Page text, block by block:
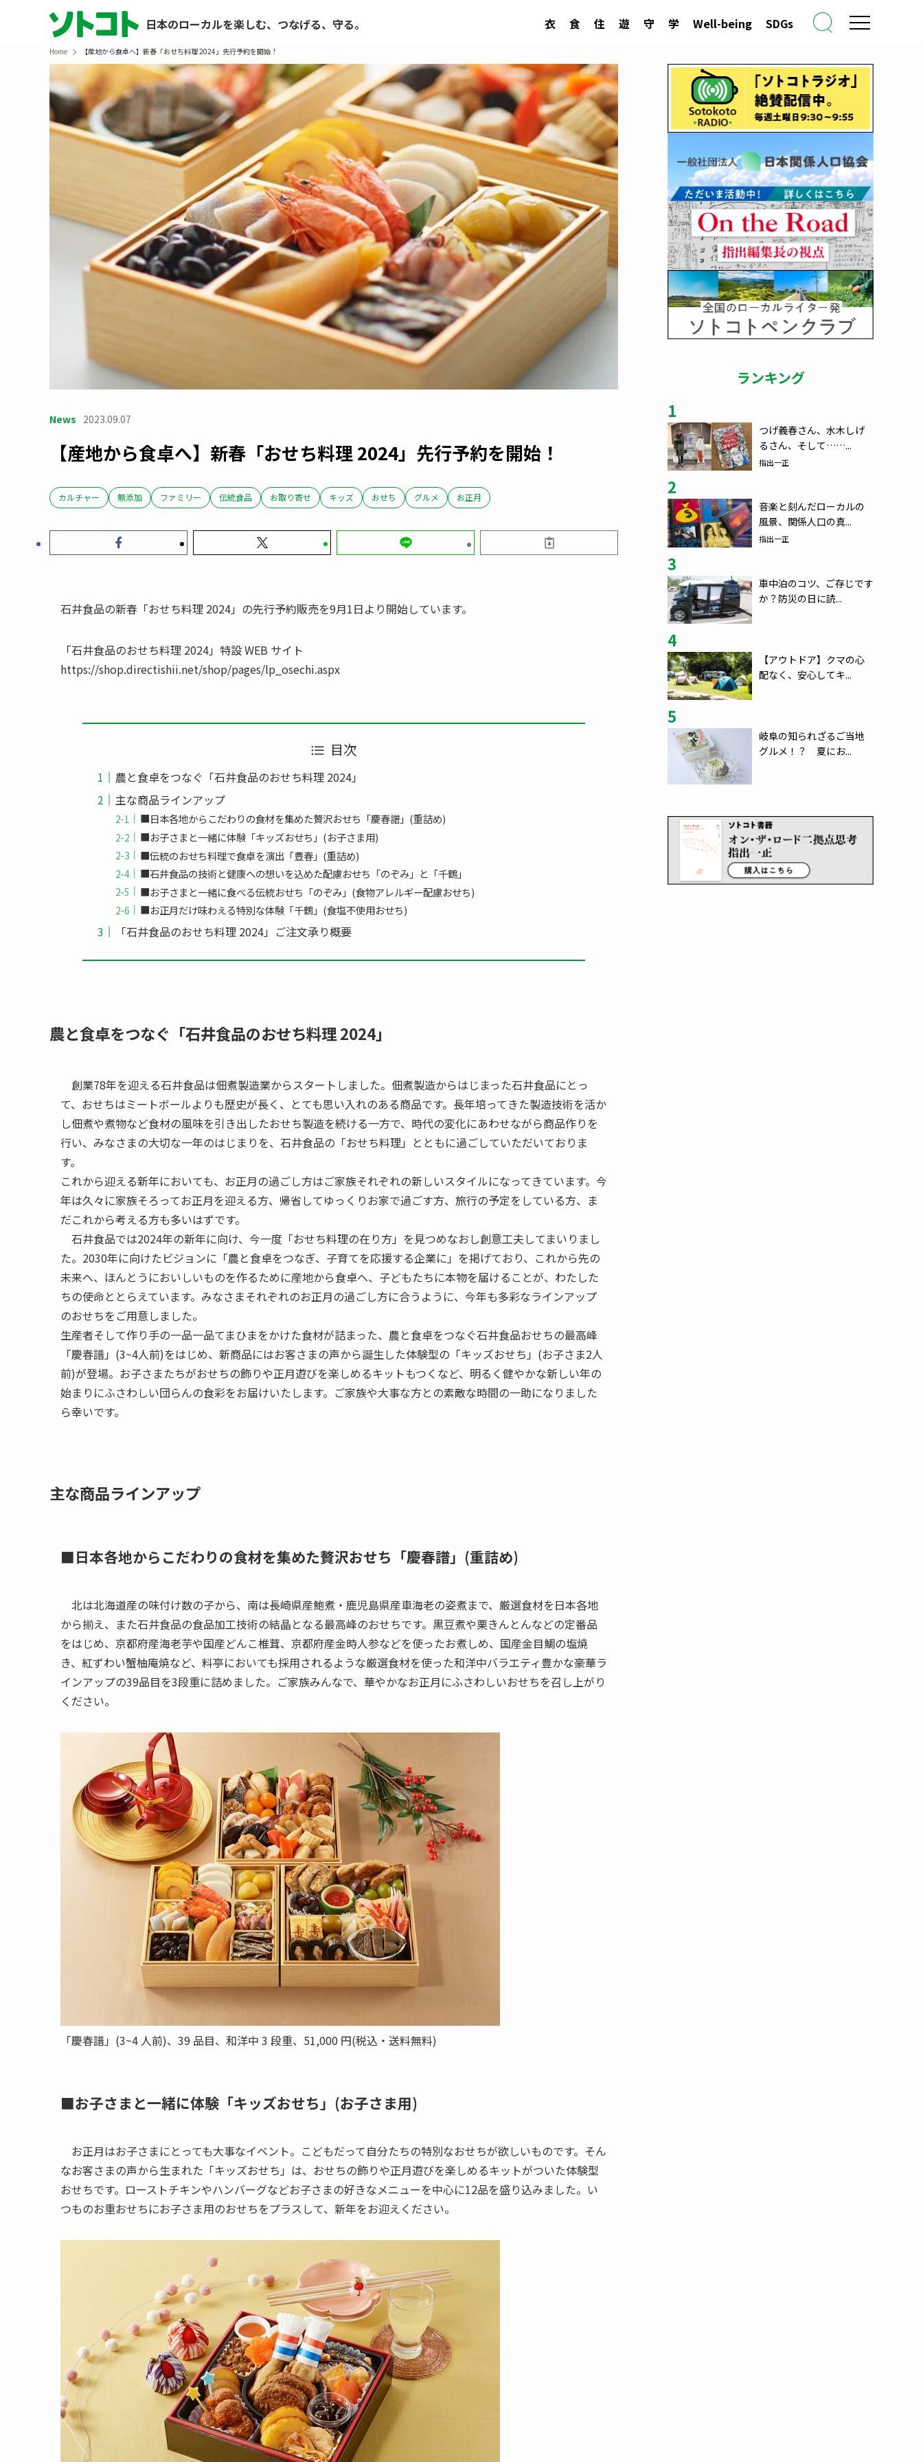
日本のローカルを楽しむ、つなげる、守る。 衣 食 住 遊 守 学 Well-being SDGs
Home 【産地から食卓へ】新春「おせち料理 2024」先行予約を開始！
News 2023.09.07
【産地から食卓へ】新春「おせち料理 2024」先行予約を開始！
カルチャー 無添加 ファミリー 伝統食品 お取り寄せ キッズ おせち グルメ お正月
石井食品の新春「おせち料理 2024」の先行予約販売を9月1日より開始しています。
「石井食品のおせち料理 2024」特設 WEB サイト
https://shop.directishii.net/shop/pages/lp_osechi.aspx
目次
農と食卓をつなぐ「石井食品のおせち料理 2024」
主な商品ラインアップ
■日本各地からこだわりの食材を集めた贅沢おせち「慶春譜」(重詰め)
■お子さまと一緒に体験「キッズおせち」(お子さま用)
■伝統のおせち料理で食卓を演出「豊春」(重詰め)
■石井食品の技術と健康への想いを込めた配慮おせち「のぞみ」と「千鶴」
■お子さまと一緒に食べる伝統おせち「のぞみ」(食物アレルギー配慮おせち)
■お正月だけ味わえる特別な体験「千鶴」(食塩不使用おせち)
「石井食品のおせち料理 2024」ご注文承り概要
農と食卓をつなぐ「石井食品のおせち料理 2024」
創業78年を迎える石井食品は佃煮製造業からスタートしました。佃煮製造からはじまった石井食品にとっ
て、おせちはミートボールよりも歴史が長く、とても思い入れのある商品です。長年培ってきた製造技術を活か
し佃煮や煮物など食材の風味を引き出したおせち製造を続ける一方で、時代の変化にあわせながら商品作りを
行い、みなさまの大切な一年のはじまりを、石井食品の「おせち料理」とともに過ごしていただいておりま
す。
これから迎える新年においても、お正月の過ごし方はご家族それぞれの新しいスタイルになってきています。今
年は久々に家族そろってお正月を迎える方、帰省してゆっくりお家で過ごす方、旅行の予定をしている方、ま
だこれから考える方も多いはずです。
石井食品では2024年の新年に向け、今一度「おせち料理の在り方」を見つめなおし創意工夫してまいりまし
た。2030年に向けたビジョンに「農と食卓をつなぎ、子育てを応援する企業に」を掲げており、これから先の
未来へ、ほんとうにおいしいものを作るために産地から食卓へ、子どもたちに本物を届けることが、わたした
ちの使命ととらえています。みなさまそれぞれのお正月の過ごし方に合うように、今年も多彩なラインアップ
のおせちをご用意しました。
生産者そして作り手の一品一品てまひまをかけた食材が詰まった、農と食卓をつなぐ石井食品おせちの最高峰
「慶春譜」(3~4人前)をはじめ、新商品にはお客さまの声から誕生した体験型の「キッズおせち」(お子さま2人
前)が登場。お子さまたちがおせちの飾りや正月遊びを楽しめるキットもつくなど、明るく健やかな新しい年の
始まりにふさわしい団らんの食彩をお届けいたします。ご家族や大事な方との素敵な時間の一助になりました
ら幸いです。
主な商品ラインアップ
■日本各地からこだわりの食材を集めた贅沢おせち「慶春譜」(重詰め)
北は北海道産の味付け数の子から、南は長崎県産鮑煮・鹿児島県産車海老の姿煮まで、厳選食材を日本各地
から揃え、また石井食品の食品加工技術の結晶となる最高峰のおせちです。黒豆煮や栗きんとんなどの定番品
をはじめ、京都府産海老芋や国産どんこ椎茸、京都府産金時人参などを使ったお煮しめ、国産金目鯛の塩焼
き、紅ずわい蟹柚庵焼など、料亭においても採用されるような厳選食材を使った和洋中バラエティ豊かな豪華ラ
インアップの39品目を3段重に詰めました。ご家族みんなで、華やかなお正月にふさわしいおせちを召し上がり
ください。
「慶春譜」(3~4 人前)、39 品目、和洋中 3 段重、51,000 円(税込・送料無料)
■お子さまと一緒に体験「キッズおせち」(お子さま用)
お正月はお子さまにとっても大事なイベント。こどもだって自分たちの特別なおせちが欲しいものです。そん
なお客さまの声から生まれた「キッズおせち」は、おせちの飾りや正月遊びを楽しめるキットがついた体験型
おせちです。ローストチキンやハンバーグなどお子さまの好きなメニューを中心に12品を盛り込みました。い
つものお重おせちにお子さま用のおせちをプラスして、新年をお迎えください。
ランキング
1
つげ義春さん、水木しげ
るさん、そして……...
指出一正
2
音楽と刻んだローカルの
風景、関係人口の真...
指出一正
3
車中泊のコツ、ご存じです
か？防災の日に読...
4
【アウトドア】クマの心
配なく、安心してキ...
5
岐阜の知られざるご当地
グルメ！？ 夏にお...